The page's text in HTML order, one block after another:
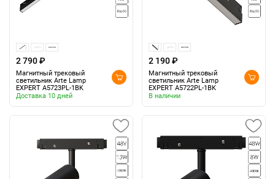
2 790 ₽
Магнитный трековый
светильник Arte Lamp
EXPERT A5723PL-1BK
Доставка 10 дней
2 190 ₽
Магнитный трековый
светильник Arte Lamp
EXPERT A5722PL-1BK
В наличии